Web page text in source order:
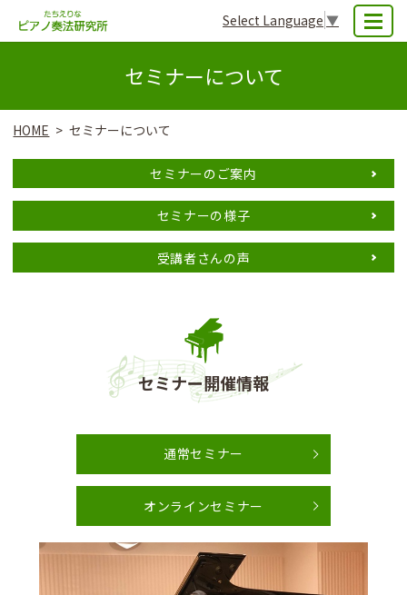
Select Language ▼
セミナーについて
HOME セミナーについて
セミナーのご案内
セミナーの様子
受講者さんの声
セミナー開催情報
通常セミナー
オンラインセミナー